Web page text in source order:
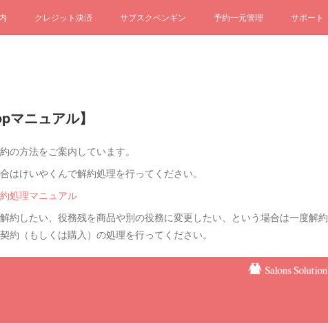
クレジット決済 サブスクペンギン 予約一元管理 サポート
ニュアル】
の方法をご案内しています。
はけいやくんで解約処理を行ってください。
処理マニュアル
約したい、役務残を商品や別の役務に変更したい、という場合は一度解約
約（もしくは購入）の処理を行ってください。